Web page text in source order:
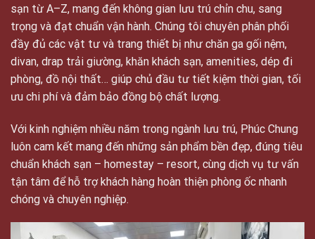
sạn từ A–Z, mang đến không gian lưu trú chỉn chu, sang
trọng và đạt chuẩn vận hành. Chúng tôi chuyên phân phối
đầy đủ các vật tư và trang thiết bị như chăn ga gối nệm,
divan, drap trải giường, khăn khách sạn, amenities, dép đi
phòng, đồ nội thất… giúp chủ đầu tư tiết kiệm thời gian, tối
ưu chi phí và đảm bảo đồng bộ chất lượng.
Với kinh nghiệm nhiều năm trong ngành lưu trú, Phúc Chung
luôn cam kết mang đến những sản phẩm bền đẹp, đúng tiêu
chuẩn khách sạn – homestay – resort, cùng dịch vụ tư vấn
tận tâm để hỗ trợ khách hàng hoàn thiện phòng ốc nhanh
chóng và chuyên nghiệp.